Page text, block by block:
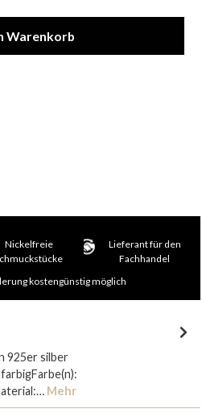
Warenkorb
Nickelfreie
Lieferant für den
Fachhandel
kostengünstig möglich
925er silber
Mehr